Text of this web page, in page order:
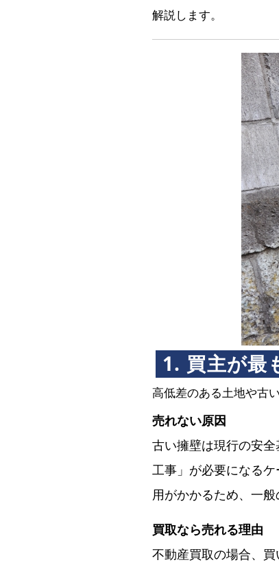
解説します。
1. 買主が最
高低差のある土地や古
売れない原因
古い擁壁は現行の安
工事」が必要になる
用がかかるため、一
買取なら売れる理由
不動産買取の場合、